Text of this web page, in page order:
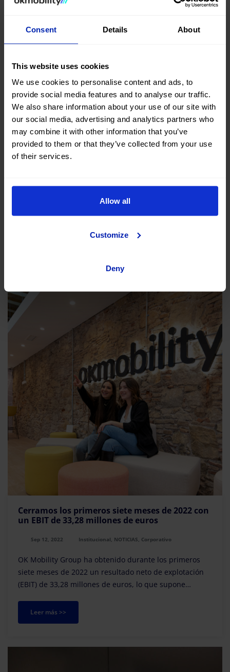
Consent Details About
This website uses cookies
We use cookies to personalise content and ads, to
provide social media features and to analyse our traffic.
We also share information about your use of our site with
our social media, advertising and analytics partners who
may combine it with other information that you’ve
provided to them or that they’ve collected from your use
of their services.
Allow all
Customize
Deny
La sede central de OK Mobility crea nuevos
En OK Mobility no dejamos de movernos, y también lo
hacemos en lo que respecta a nuestros espacios de
Cerramos los primeros siete meses de 2022 con
un EBIT de 33,28 millones de euros
Sep 12, 2022 Institucional, NOTICIAS, Corporativo
OK Mobility Group ha obtenido durante los primeros
siete meses de 2022 un resultado neto de explotación
(EBIT) de 33,28 millones de euros, lo que supone
periodo de 2021.
Leer más >>